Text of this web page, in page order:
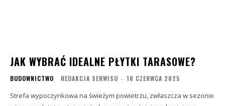
JAK WYBRAĆ IDEALNE PŁYTKI TARASOWE?
BUDOWNICTWO REDAKCJA SERWISU - 18 CZERWCA 2025
Strefa wypoczynkowa na świeżym powietrzu, zwłaszcza w sezonie